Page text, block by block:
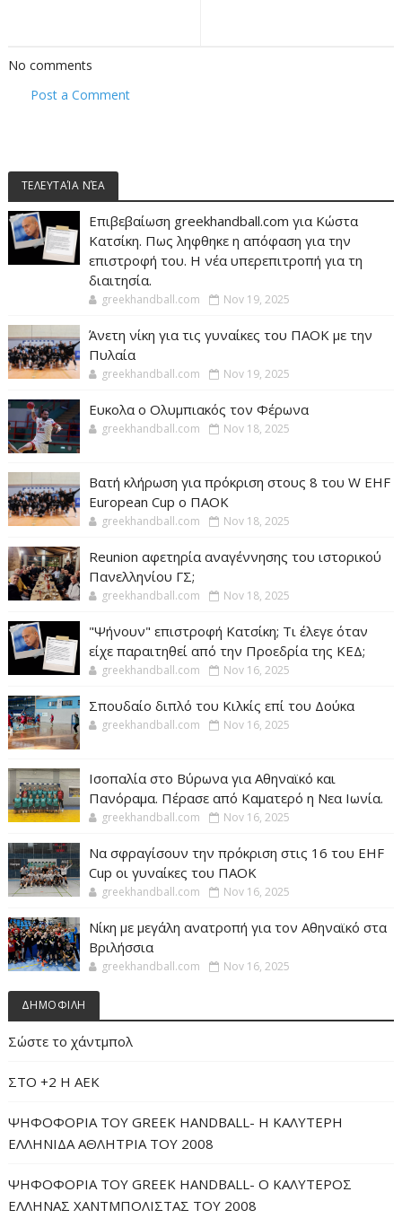
No comments
Post a Comment
ΤΕΛΕΥΤΑΊΑ ΝΈΑ
Επιβεβαίωση greekhandball.com για Κώστα
Κατσίκη. Πως ληφθηκε η απόφαση για την
επιστροφή του. Η νέα υπερεπιτροπή για τη
διαιτησία.
greekhandball.com Nov 19, 2025
Άνετη νίκη για τις γυναίκες του ΠΑΟΚ με την
Πυλαία
greekhandball.com Nov 19, 2025
Ευκολα ο Ολυμπιακός τον Φέρωνα
greekhandball.com Nov 18, 2025
Βατή κλήρωση για πρόκριση στους 8 του W EHF
European Cup ο ΠΑΟΚ
greekhandball.com Nov 18, 2025
Reunion αφετηρία αναγέννησης του ιστορικού
Πανελληνίου ΓΣ;
greekhandball.com Nov 18, 2025
"Ψήνουν" επιστροφή Κατσίκη; Τι έλεγε όταν
είχε παραιτηθεί από την Προεδρία της ΚΕΔ;
greekhandball.com Nov 16, 2025
Σπουδαίο διπλό του Κιλκίς επί του Δούκα
greekhandball.com Nov 16, 2025
Ισοπαλία στο Βύρωνα για Αθηναϊκό και
Πανόραμα. Πέρασε από Καματερό η Νεα Ιωνία.
greekhandball.com Nov 16, 2025
Να σφραγίσουν την πρόκριση στις 16 του EHF
Cup οι γυναίκες του ΠΑΟΚ
greekhandball.com Nov 16, 2025
Νίκη με μεγάλη ανατροπή για τον Αθηναϊκό στα
Βριλήσσια
greekhandball.com Nov 16, 2025
ΔΗΜΟΦΙΛΗ
Σώστε το χάντμπολ
ΣΤΟ +2 Η ΑΕΚ
ΨΗΦΟΦΟΡΙΑ ΤΟΥ GREEK HANDBALL- H ΚΑΛΥΤΕΡΗ
ΕΛΛΗΝΙΔΑ ΑΘΛΗΤΡΙΑ ΤΟΥ 2008
ΨΗΦΟΦΟΡΙΑ ΤΟΥ GREEK HANDBALL- O ΚΑΛΥΤΕΡΟΣ
ΕΛΛΗΝΑΣ ΧΑΝΤΜΠΟΛΙΣΤΑΣ ΤΟΥ 2008